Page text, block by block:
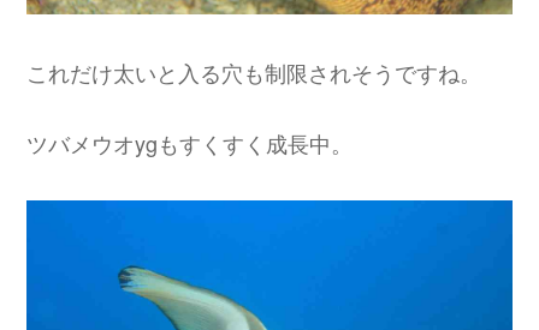
これだけ太いと入る穴も制限されそうですね。
ツバメウオygもすくすく成長中。